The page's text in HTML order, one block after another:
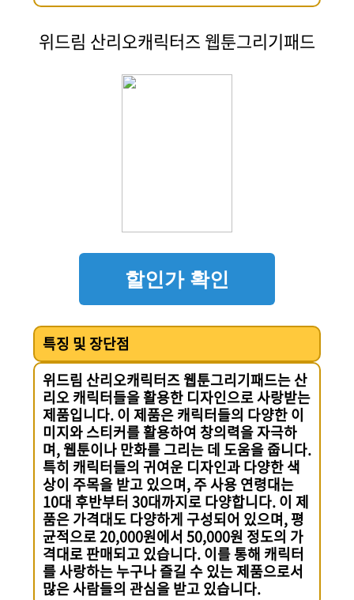
위드림 산리오캐릭터즈 웹툰그리기패드
할인가 확인
특징 및 장단점
위드림 산리오캐릭터즈 웹툰그리기패드는 산
리오 캐릭터들을 활용한 디자인으로 사랑받는
제품입니다. 이 제품은 캐릭터들의 다양한 이
미지와 스티커를 활용하여 창의력을 자극하
며, 웹툰이나 만화를 그리는 데 도움을 줍니다.
특히 캐릭터들의 귀여운 디자인과 다양한 색
상이 주목을 받고 있으며, 주 사용 연령대는
10대 후반부터 30대까지로 다양합니다. 이 제
품은 가격대도 다양하게 구성되어 있으며, 평
균적으로 20,000원에서 50,000원 정도의 가
격대로 판매되고 있습니다. 이를 통해 캐릭터
를 사랑하는 누구나 즐길 수 있는 제품으로서
많은 사람들의 관심을 받고 있습니다.